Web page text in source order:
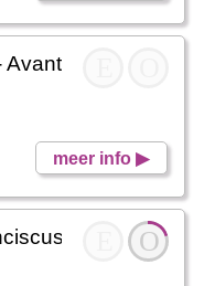
Avanti DC
meer info ▶
O